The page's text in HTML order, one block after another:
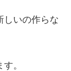
しいの作らな
。